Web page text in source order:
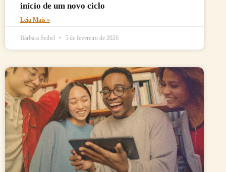
início de um novo ciclo
Leia Mais »
Bárbara Seibel 5 de fevereiro de 2026